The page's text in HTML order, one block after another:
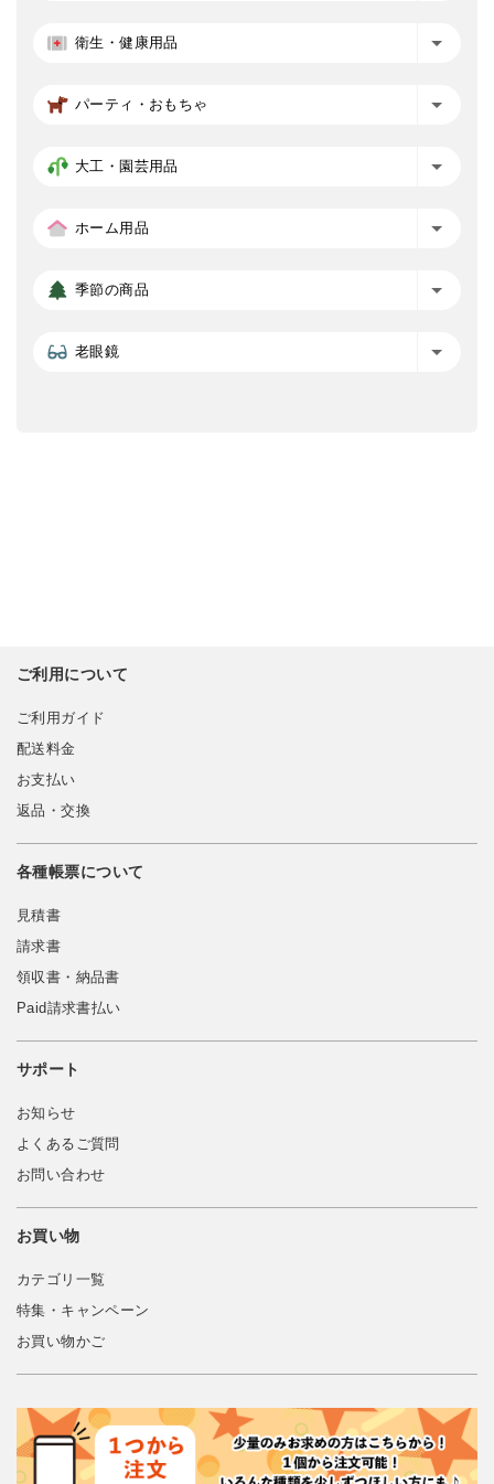
衛生・健康用品
パーティ・おもちゃ
大工・園芸用品
ホーム用品
季節の商品
老眼鏡
ご利用について
ご利用ガイド
配送料金
お支払い
返品・交換
各種帳票について
見積書
請求書
領収書・納品書
Paid請求書払い
サポート
お知らせ
よくあるご質問
お問い合わせ
お買い物
カテゴリ一覧
特集・キャンペーン
お買い物かご